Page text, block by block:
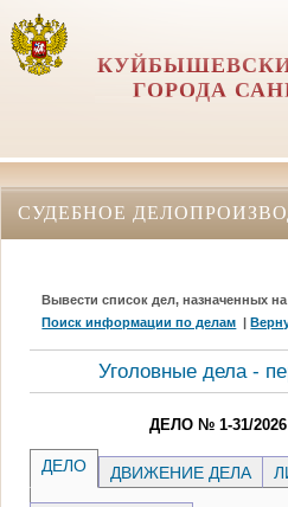
ГОРОДА
СУДЕБНОЕ
Вывести список дел, назначенных на
Поиск информации по делам |
Уголовные дела -
ДЕЛО № 1-31/2026
ДЕЛО ДВИЖЕНИЕ ДЕЛА